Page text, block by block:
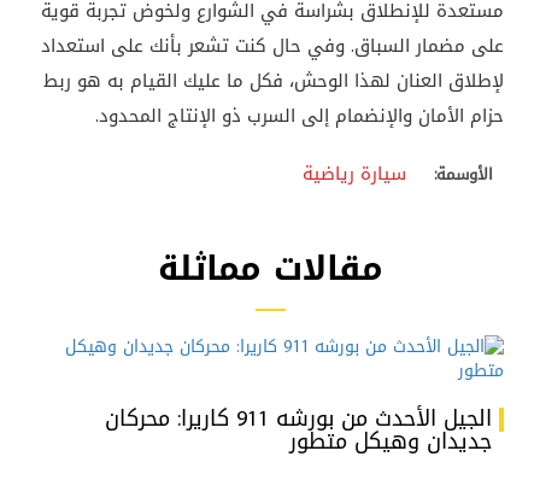
مستعدة للإنطلاق بشراسة في الشوارع ولخوض تجربة قوية
على مضمار السباق. وفي حال كنت تشعر بأنك على استعداد
لإطلاق العنان لهذا الوحش، فكل ما عليك القيام به هو ربط
حزام الأمان والإنضمام إلى السرب ذو الإنتاج المحدود.
الأوسمة: سيارة رياضية
مقالات مماثلة
الجيل الأحدث من بورشه 911 كاريرا: محركان
جديدان وهيكل متطور